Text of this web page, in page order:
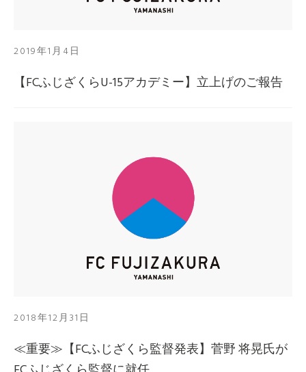
2019年1月4日
【FCふじざくらU-15アカデミー】立上げのご報告
2018年12月31日
≪重要≫【FCふじざくら監督発表】菅野 将晃氏が